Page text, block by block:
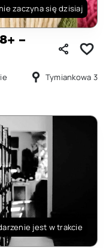
zaczyna się dzisiaj
–
Tymiankowa 3
jest w trakcie